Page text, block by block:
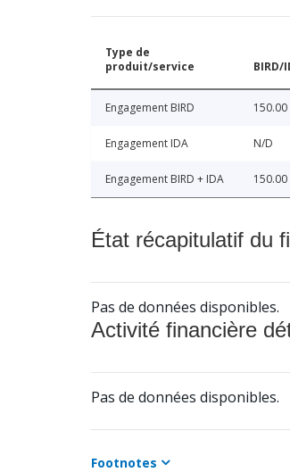
Type de
produit/service
BIRD/
Engagement BIRD 150.00
Engagement IDA N/D
Engagement BIRD + IDA 150.00
État récapitulatif du
Pas de données disponibles.
Activité financière
Pas de données disponibles.
Footnotes